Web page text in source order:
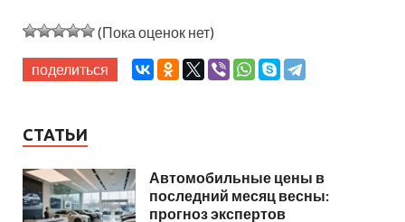
(Пока оценок нет)
поделиться
СТАТЬИ
Автомобильные цены в
последний месяц весны:
прогноз экспертов